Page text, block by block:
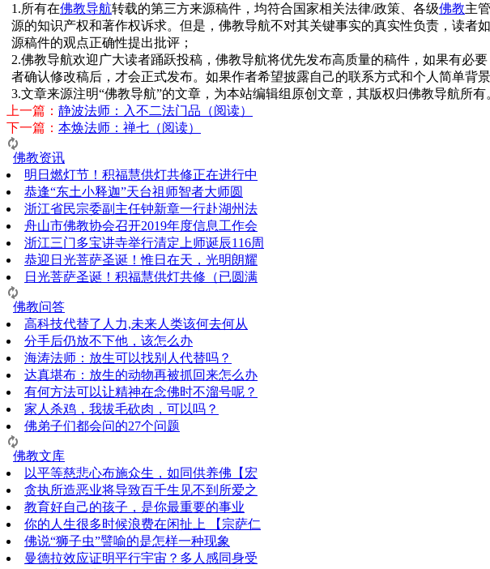
1.所有在佛教导航转载的第三方来源稿件，均符合国家相关法律/政策、各级佛教主
源的知识产权和著作权诉求。但是，佛教导航不对其关键事实的真实性负责，读
源稿件的观点正确性提出批评；
2.佛教导航欢迎广大读者踊跃投稿，佛教导航将优先发布高质量的稿件，如果有必
者确认修改稿后，才会正式发布。如果作者希望披露自己的联系方式和个人简单背
3.文章来源注明“佛教导航”的文章，为本站编辑组原创文章，其版权归佛教导航所
上一篇： 静波法师：入不二法门品（阅读）
下一篇： 本焕法师：禅七（阅读）
佛教资讯
明日燃灯节！积福慧供灯共修正在进行中
恭逢“东土小释迦”天台祖师智者大师圆
浙江省民宗委副主任钟新章一行赴湖州法
舟山市佛教协会召开2019年度信息工作会
浙江三门多宝讲寺举行清定上师诞辰116周
恭迎日光菩萨圣诞！惟日在天，光明朗耀
日光菩萨圣诞！积福慧供灯共修（已圆满
佛教问答
高科技代替了人力,未来人类该何去何从
分手后仍放不下他，该怎么办
海涛法师：放生可以找别人代替吗？
达真堪布：放生的动物再被抓回来怎么办
有何方法可以让精神在念佛时不溜号呢？
家人杀鸡，我拔毛砍肉，可以吗？
佛弟子们都会问的27个问题
佛教文库
以平等慈悲心布施众生，如同供养佛【宏
贪执所造恶业将导致百千生见不到所爱之
教育好自己的孩子，是你最重要的事业
你的人生很多时候浪费在闲扯上 【宗萨仁
佛说“狮子虫”譬喻的是怎样一种现象
曼德拉效应证明平行宇宙？多人感同身受